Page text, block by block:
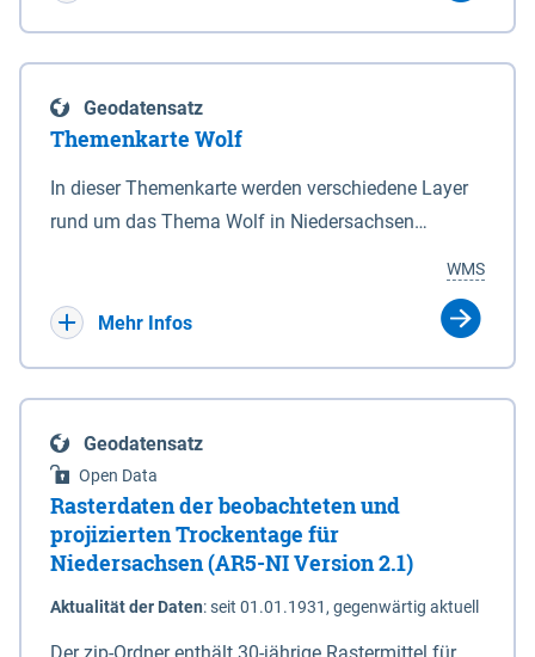
enthalten. Sperrwerke Sperrwerke sind Bauwerke
mit Sperrvorrichtungen in Tidegewässern, die dem
Schutz eines Gebietes vor erhöhten Tiden, vor allem
vor Sturmfluten, zu dienen bestimmt sind (§2 Abs.3
Eigenschaft eines Sperrwerkes durch Widmung, die
die Deichbehörde durch Verordnung ausspricht.
Geodatensatz
Themenkarte Wolf
In dieser Themenkarte werden verschiedene Layer
rund um das Thema Wolf in Niedersachsen
sowie Status der bestehenden Wolfsterritorien im
laufenden Monitoringjahr.
WMS
Mehr Infos
Geodatensatz
Open Data
Rasterdaten der beobachteten und
projizierten Trockentage für
Niedersachsen (AR5-NI Version 2.1)
Aktualität der Daten:seit 01.01.1931, gegenwärtig aktuell